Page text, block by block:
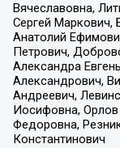
Вячеславовна,
Сергей Маркович,
Анатолий
Петрович,
Александра
Александрович,
Андреевич,
Иосифовна,
Федоровна,
Константинович